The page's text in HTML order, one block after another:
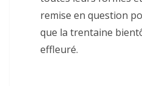
remise en question
que la trentaine
effleuré.